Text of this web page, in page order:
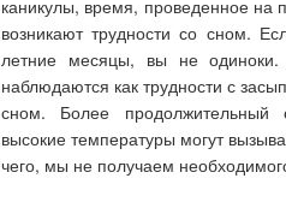
каникулы, время, проведенное на
возникают трудности со сном.
летние месяцы, вы не
наблюдаются как трудности с
сном. Более
высокие температуры могут
чего, мы не получаем